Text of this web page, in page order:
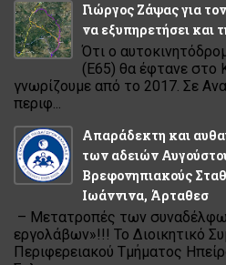
Γιώργος Ζάψας για
να εξυπηρετήσει και
Ότι ο
(Ε65) θα έφτανε στο
γνωρίζουμε από το 2017. Σε
περιφ...
Απαράδεκτη και
των αδειών
Βρεφονηπιακούς
Ιωάννινα, Άρταθεσ
– Μετατροπές των
εργολάβων»!!! Το Διοικητικό
Περιφερειακού Τμήματος